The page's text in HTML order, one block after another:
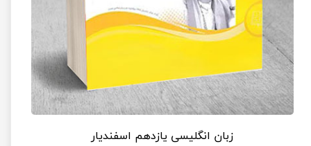
زبان انگلیسی یازدهم اسفندیار